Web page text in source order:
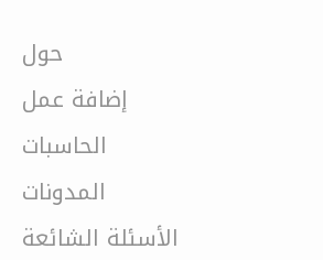
حول
إضافة عمل
الحاسبات
المدونات
الأسئلة الشائعة